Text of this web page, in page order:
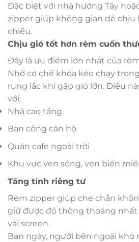
Đặc biệt với nhà hướng Tây
zipper giúp không gian dễ chịu
chiều.
Chịu gió tốt hơn rèm cuốn
Đây là ưu điểm lớn nhất của
Nhờ cơ chế khóa kéo chạy
rung lắc khi gặp gió lớn. Điều
với:
Nhà cao tầng
Ban công căn hộ
Quán cafe ngoài trời
Khu vực ven sông, ven biển
Tăng tính riêng tư
Rèm zipper giúp che chắn
giữ được độ thông thoáng
vải screen.
Ban ngày, người bên ngoài khó